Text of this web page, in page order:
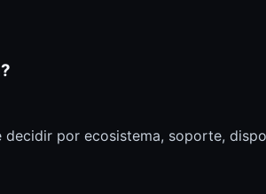
decidir por ecosistema, soporte,